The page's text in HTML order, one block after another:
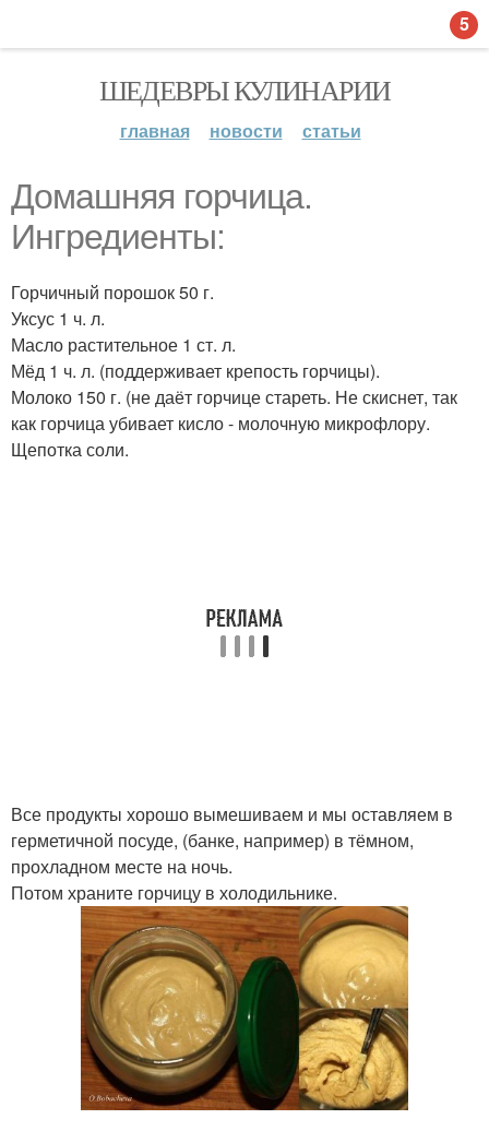
ШЕДЕВРЫ КУЛИНАРИИ
главная новости статьи
Домашняя горчица.
Ингредиенты:
Горчичный порошок 50 г.
Уксус 1 ч. л.
Масло растительное 1 ст. л.
Мёд 1 ч. л. (поддерживает крепость горчицы).
Молоко 150 г. (не даёт горчице стареть. Не скиснет, так
как горчица убивает кисло - молочную микрофлору.
Щепотка соли.
Все продукты хорошо вымешиваем и мы оставляем в
герметичной посуде, (банке, например) в тёмном,
прохладном месте на ночь.
Потом храните горчицу в холодильнике.
5